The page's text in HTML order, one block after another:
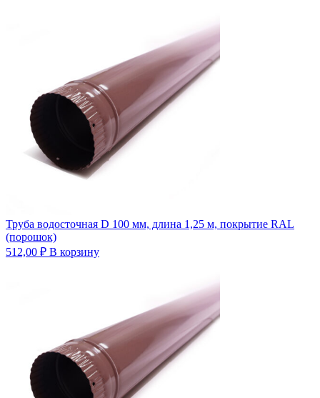
Труба водосточная D 100 мм, длина 1,25 м, покрытие RAL
(порошок)
512,00 ₽ В корзину